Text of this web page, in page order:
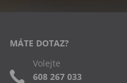
MÁTE DOTAZ?
Volejte
608 267 033